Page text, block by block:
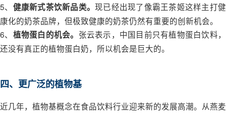
5、 健康新式茶饮新品类。现已经出现了像霸王茶姬这样主打健
康化的奶茶品牌，但极致健康的奶茶仍然有重要的创新机会。
6、 植物蛋白的机会。 张云表示，中国目前只有植物蛋白饮料，
还没有真正的植物蛋白奶，所以机会是巨大的。
四、更广泛的植物基
近几年，植物基概念在食品饮料行业迎来新的发展高潮。从燕麦